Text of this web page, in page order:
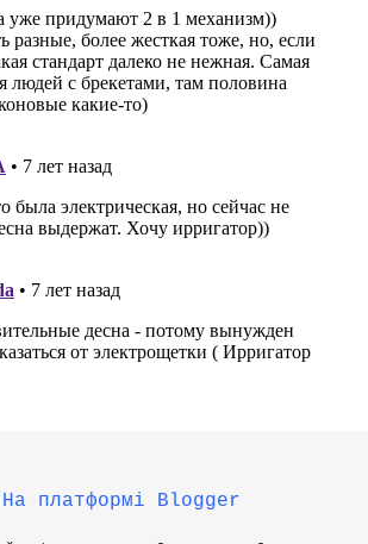
На платформі Blogger